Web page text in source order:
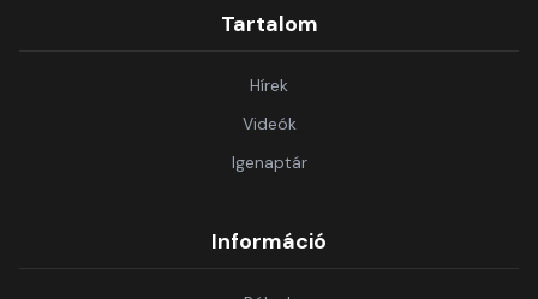
Tartalom
Hírek
Videók
Igenaptár
Információ